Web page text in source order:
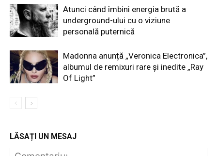
Atunci când îmbini energia brută a
underground-ului cu o viziune
personală puternică
Madonna anunță „Veronica Electronica”,
albumul de remixuri rare și inedite „Ray
Of Light”
LĂSAȚI UN MESAJ